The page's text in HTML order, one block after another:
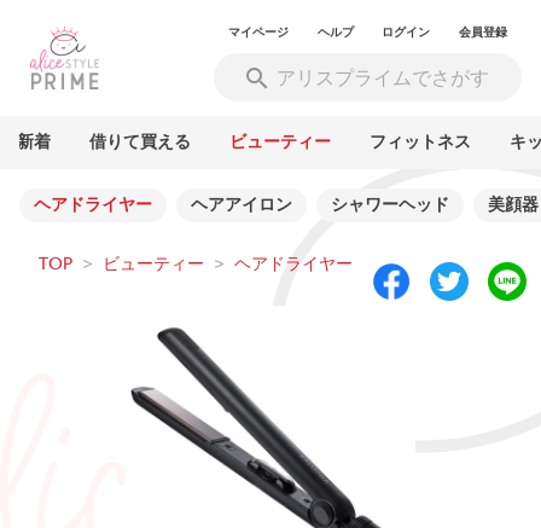
マイページ ヘルプ ログイン 会員登録
新着 借りて買える ビューティー フィットネス キ
ヘアドライヤー ヘアアイロン シャワーヘッド 美顔器
TOP > ビューティー > ヘアドライヤー